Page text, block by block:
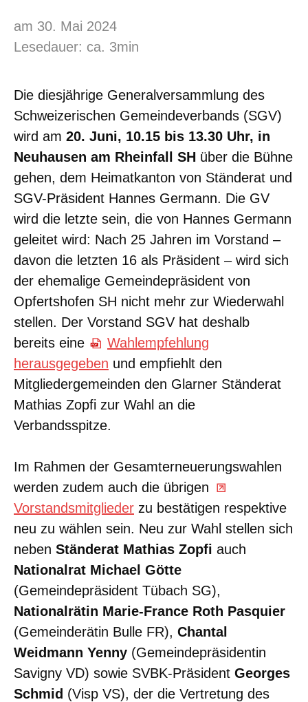
am 30. Mai 2024
Lesedauer: ca. 3min
Die diesjährige Generalversammlung des
Schweizerischen Gemeindeverbands (SGV)
wird am 20. Juni, 10.15 bis 13.30 Uhr, in
Neuhausen am Rheinfall SH über die Bühne
gehen, dem Heimatkanton von Ständerat und
SGV-Präsident Hannes Germann. Die GV
wird die letzte sein, die von Hannes Germann
geleitet wird: Nach 25 Jahren im Vorstand –
davon die letzten 16 als Präsident – wird sich
der ehemalige Gemeindepräsident von
Opfertshofen SH nicht mehr zur Wiederwahl
stellen. Der Vorstand SGV hat deshalb
bereits eine
Wahlempfehlung
herausgegeben und empfiehlt den
Mitgliedergemeinden den Glarner Ständerat
Mathias Zopfi zur Wahl an die
Verbandsspitze.
Im Rahmen der Gesamterneuerungswahlen
werden zudem auch die übrigen
Vorstandsmitglieder zu bestätigen respektive
neu zu wählen sein. Neu zur Wahl stellen sich
neben Ständerat Mathias Zopfi auch
Nationalrat Michael Götte
(Gemeindepräsident Tübach SG),
Nationalrätin Marie-France Roth Pasquier
(Gemeinderätin Bulle FR), Chantal
Weidmann Yenny (Gemeindepräsidentin
Savigny VD) sowie SVBK-Präsident Georges
Schmid (Visp VS), der die Vertretung des